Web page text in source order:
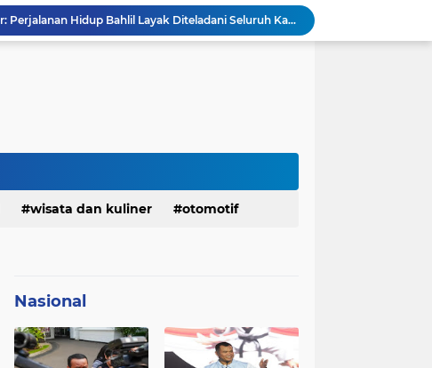
Ketua Golkar Jabar: Perjalanan Hidup Bahlil Layak Diteladani Seluruh Kader Partai
KDM Fokus Rampungkan Pemenuhan Layanan Dasar dan Konektivitas Wilayah pada 2027
Jelang Konferprov PWI Jabar, Bos Ayo Media Sambangi Rumah PWI Kota Bogor
wisata dan kuliner otomotif
Nasional